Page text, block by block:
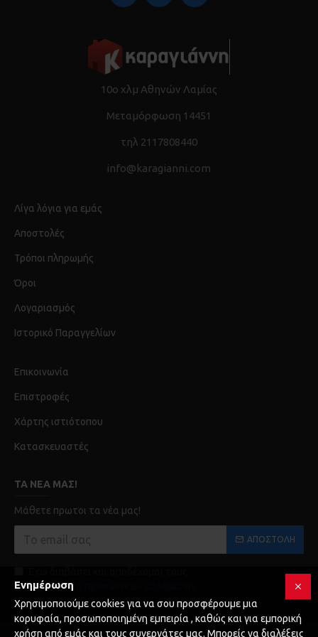
10ο χλμ Αθηνών Λαμίας
Μεταμόρφωση 14451
τηλ 2117808440
info@karagianni.com
Λίγα λόγια για εμάς
Αποστολές
Τρόποι πληρωμής
Όροι
Λογαριασμός
Ιστορικό Παραγγελίων
Επικοινωνία
Επιστροφές
Χάρτης ιστιότοπου
Κατασκευαστές
ΤΑ ΝΈΑ ΜΑΣ!
Μάθετε πρωτοι τα νέα μας!
ΑΠΟΣΤΟΛΉ
Προστασία Προσωπικών Δεδομένων
Ενημέρωση
Χρησιμοποιούμε cookies για να σου προσφέρουμε μια
κορυφαία, προσωποποιημένη εμπειρία , καθώς και για εμπορική
χρήση από εμάς και τους συνεργάτες μας. Μπορείς να διαλέξεις